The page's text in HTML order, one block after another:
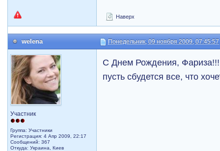
Наверх
welena Понедельник, 09 ноября 2009, 07:45:57
Участник
Группа: Участники
Регистрация: 4 Апр 2009, 22:17
Сообщений: 367
Откуда: Украина, Киев
С Днем Рождения,
пусть сбудется все, что